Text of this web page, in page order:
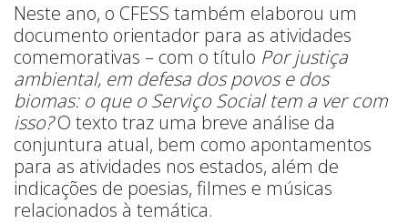
Neste ano, o CFESS também elaborou um
documento orientador para as atividades
comemorativas – com o título Por justiça
ambiental, em defesa dos povos e dos
biomas: o que o Serviço Social tem a ver com
isso?O texto traz uma breve análise da
conjuntura atual, bem como apontamentos
para as atividades nos estados, além de
indicações de poesias, filmes e músicas
relacionados à temática.